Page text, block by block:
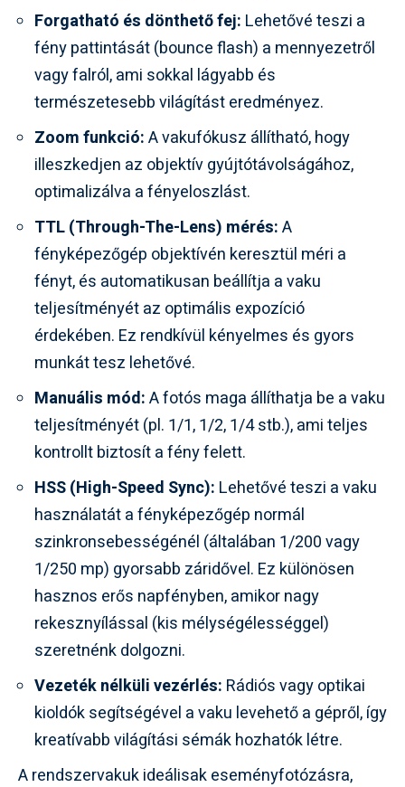
Forgatható és dönthető fej: Lehetővé teszi a
fény pattintását (bounce flash) a mennyezetről
vagy falról, ami sokkal lágyabb és
természetesebb világítást eredményez.
Zoom funkció:A vakufókusz állítható, hogy
illeszkedjen az objektív gyújtótávolságához,
optimalizálva a fényeloszlást.
TTL (Through-The-Lens) mérés:A
fényképezőgép objektívén keresztül méri a
fényt, és automatikusan beállítja a vaku
teljesítményét az optimális expozíció
érdekében. Ez rendkívül kényelmes és gyors
munkát tesz lehetővé.
Manuális mód:A fotós maga állíthatja be a vaku
teljesítményét (pl. 1/1, 1/2, 1/4 stb.), ami teljes
kontrollt biztosít a fény felett.
HSS (High-Speed Sync): Lehetővé teszi a vaku
használatát a fényképezőgép normál
szinkronsebességénél (általában 1/200 vagy
1/250 mp) gyorsabb záridővel. Ez különösen
hasznos erős napfényben, amikor nagy
rekesznyílással (kis mélységélességgel)
szeretnénk dolgozni.
Vezeték nélküli vezérlés: Rádiós vagy optikai
kioldók segítségével a vaku levehető a gépről, így
kreatívabb világítási sémák hozhatók létre.
A rendszervakuk ideálisak eseményfotózásra,